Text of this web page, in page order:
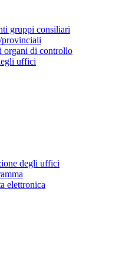
gruppi consiliari
organi di controllo
uffici
degli uffici
elettronica